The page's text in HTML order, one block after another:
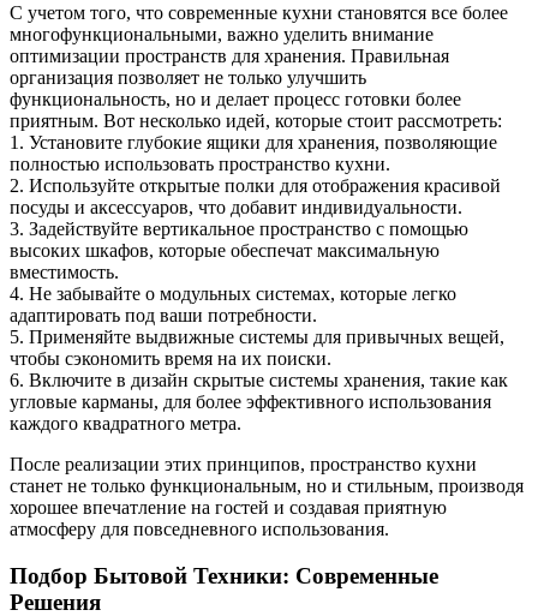
С учетом того, что современные кухни становятся все более
многофункциональными, важно уделить внимание
оптимизации пространств для хранения. Правильная
организация позволяет не только улучшить
функциональность, но и делает процесс готовки более
приятным. Вот несколько идей, которые стоит рассмотреть:
1. Установите глубокие ящики для хранения, позволяющие
полностью использовать пространство кухни.
2. Используйте открытые полки для отображения красивой
посуды и аксессуаров, что добавит индивидуальности.
3. Задействуйте вертикальное пространство с помощью
высоких шкафов, которые обеспечат максимальную
вместимость.
4. Не забывайте о модульных системах, которые легко
адаптировать под ваши потребности.
5. Применяйте выдвижные системы для привычных вещей,
чтобы сэкономить время на их поиски.
6. Включите в дизайн скрытые системы хранения, такие как
угловые карманы, для более эффективного использования
каждого квадратного метра.
После реализации этих принципов, пространство кухни
станет не только функциональным, но и стильным, производя
хорошее впечатление на гостей и создавая приятную
атмосферу для повседневного использования.
Подбор Бытовой Техники: Современные
Решения